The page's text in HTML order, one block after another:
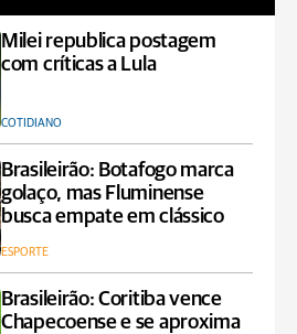
Milei republica postagem
com críticas a Lula
COTIDIANO
Brasileirão: Botafogo marca
golaço, mas Fluminense
busca empate em clássico
ESPORTE
Brasileirão: Coritiba vence
Chapecoense e se aproxima